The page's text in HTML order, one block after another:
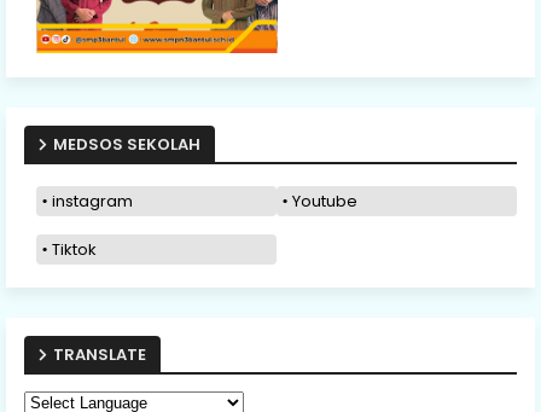
MEDSOS SEKOLAH
instagram Youtube
Tiktok
TRANSLATE